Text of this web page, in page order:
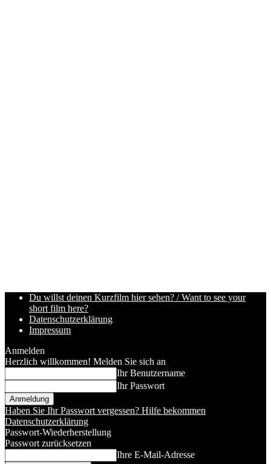
Du willst deinen Kurzfilm hier sehen? / Want to see your
short film here?
Datenschutzerklärung
Impressum
Anmelden
Herzlich willkommen! Melden Sie sich an
Ihr Benutzername
Ihr Passwort
Haben Sie Ihr Passwort vergessen? Hilfe bekommen
Datenschutzerklärung
Passwort-Wiederherstellung
Passwort zurücksetzen
Ihre E-Mail-Adresse